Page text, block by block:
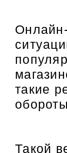
такие
Такой